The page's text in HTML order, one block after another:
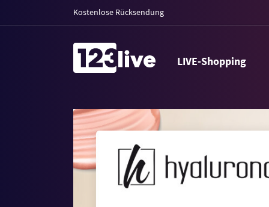
Kostenlose Rücksendung
LIVE-Shopping